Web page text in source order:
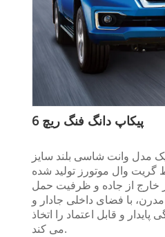
پیکاپ دانگ فنگ ریچ 6
6 پیکاپ یک مدل وانت شاسی بلند سایز
وال موتورز تولید شده
خارج از جاده و ظرفیت حمل
با فضای داخلی جادار و
و قابل اعتماد را اتخاذ
می کند.